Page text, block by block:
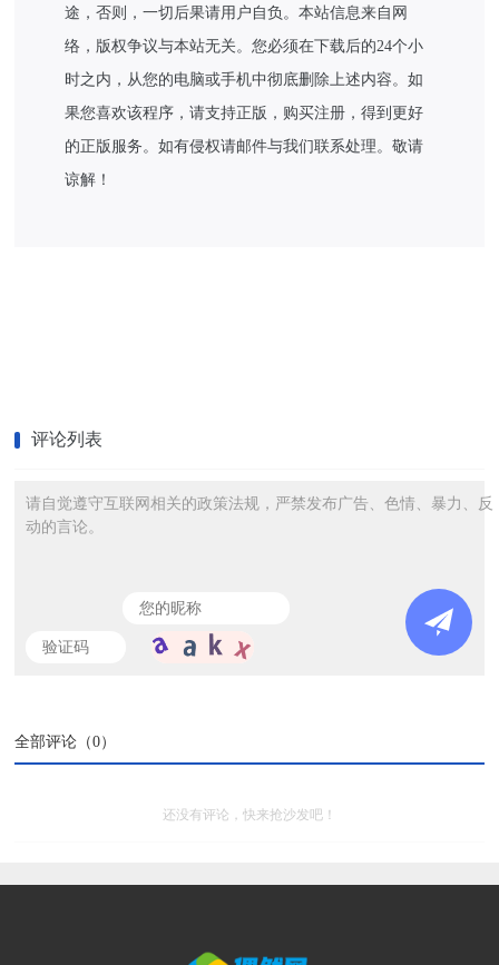
途，否则，一切后果请用户自负。本站信息来自网
络，版权争议与本站无关。您必须在下载后的24个小
时之内，从您的电脑或手机中彻底删除上述内容。如
果您喜欢该程序，请支持正版，购买注册，得到更好
的正版服务。如有侵权请邮件与我们联系处理。敬请
谅解！
评论列表
请自觉遵守互联网相关的政策法规，严禁发布广告、色情、暴力、反
动的言论。
全部评论（0）
还没有评论，快来抢沙发吧！